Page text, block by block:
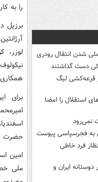
شدن انتقال رودری
دست گذاشتند
قرعه‌کشی لیگ
استقلال را امضا
نمی‌رود
به فجرسپاسی پیوست
فرد خاطی
دوستانه ایران و
را به
برزیل
لوزر،
همکاری
برای
حضرت
امین